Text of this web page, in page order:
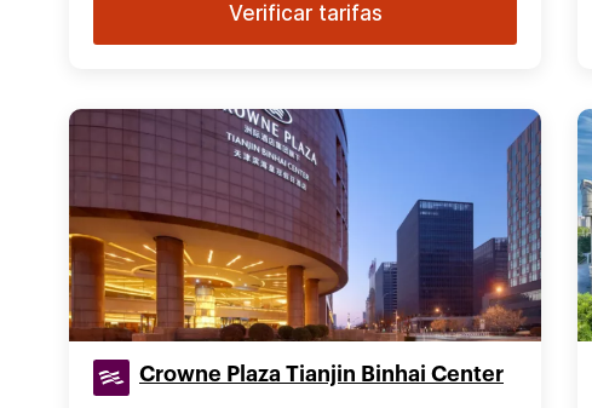
Verificar tarifas
Crowne Plaza Tianjin Binhai Center